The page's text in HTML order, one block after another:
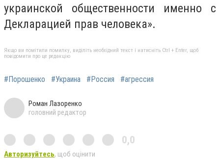
украинской общественности именно с
Декларацией прав человека».
Якщо ви помітили помилку, виділіть необхідний текст і натисніть Ctrl + Enter, щоб
повідомити про це редакцію
#Порошенко #Украина #Россия #агрессия
Роман Лазоренко
головний редактор
0,0
Авторизуйтесь, щоб оцінити